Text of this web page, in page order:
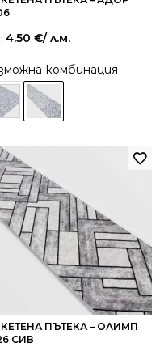
4.50 €/ л.м.
комбинация
ПЪТЕКА – ОЛИМП
СИВ